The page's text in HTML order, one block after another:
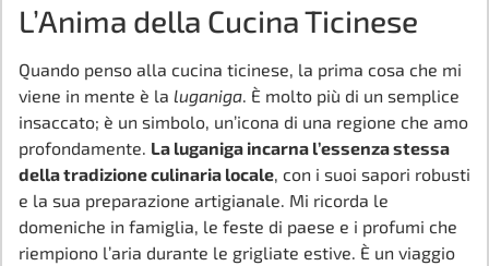
L’Anima della Cucina Ticinese
Quando penso alla cucina ticinese, la prima cosa che mi
viene in mente è la luganiga . È molto più di un semplice
insaccato; è un simbolo, un’icona di una regione che amo
profondamente. La luganiga incarna l’essenza stessa
della tradizione culinaria locale , con i suoi sapori robusti
e la sua preparazione artigianale. Mi ricorda le
domeniche in famiglia, le feste di paese e i profumi che
riempiono l’aria durante le grigliate estive. È un viaggio